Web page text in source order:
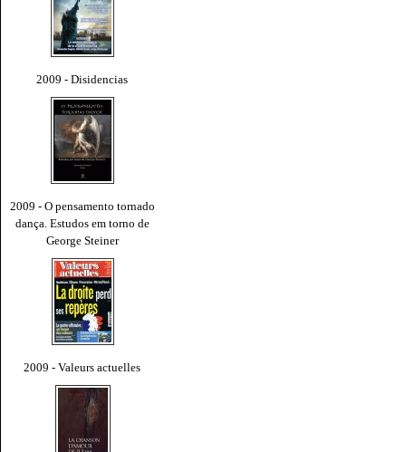
2009 - Disidencias
2009 - O pensamento tornado
dança. Estudos em torno de
George Steiner
2009 - Valeurs actuelles